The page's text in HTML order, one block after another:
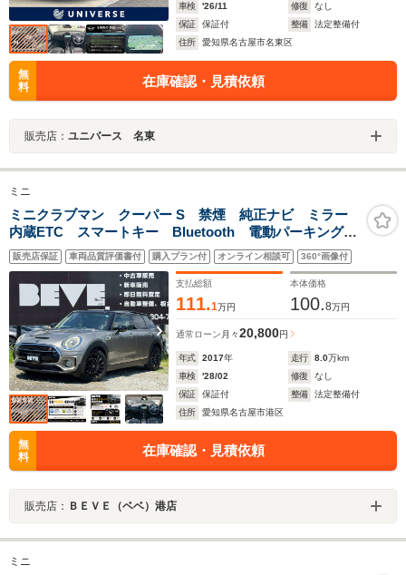
車検
'26/11 修復
なし
保証
保証付 整備
法定整備付
住所
愛知県名古屋市名東区
無
料
在庫確認・見積依頼
販売店： ユニバース 名東
ミニ
ミニクラブマン クーパー S 禁煙 純正ナビ ミラー
内蔵ETC スマートキー Bluetooth 電動パーキングブ
レーキ 純正17インチアルミホイール アイドリングス
トップ オートワイパー オートエアコン
販売店保証 車両品質評価書付 購入プラン付 オンライン相談可 360°画像付
支払総額
111.1万円
本体価格
100.8万円
通常ローン 月々20,800円
年式 2017年 走行 8.0万km
車検
'28/02 修復
なし
保証
保証付 整備
法定整備付
住所
愛知県名古屋市港区
無
料
在庫確認・見積依頼
販売店： ＢＥＶＥ（ベベ）港店
ミニ